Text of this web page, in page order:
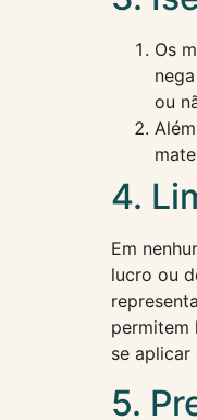
Os
ou
4.
Em
lucro ou
permitem
se aplicar
5.